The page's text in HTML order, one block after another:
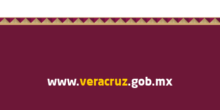
www.veracruz.gob.mx